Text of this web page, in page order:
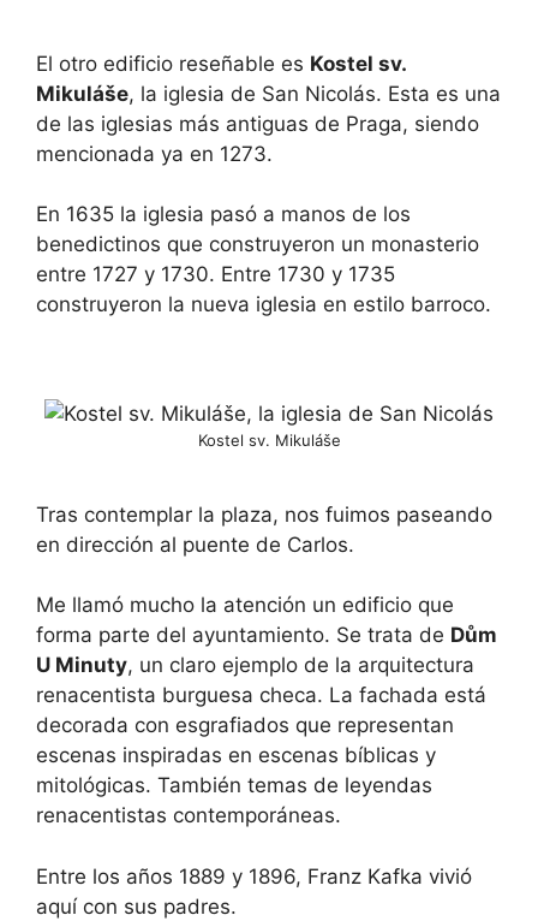
El otro edificio reseñable es Kostel sv.
Mikuláše, la iglesia de San Nicolás. Esta es una
de las iglesias más antiguas de Praga, siendo
mencionada ya en 1273.
En 1635 la iglesia pasó a manos de los
benedictinos que construyeron un monasterio
entre 1727 y 1730. Entre 1730 y 1735
construyeron la nueva iglesia en estilo barroco.
Kostel sv. Mikuláše
Tras contemplar la plaza, nos fuimos paseando
en dirección al puente de Carlos.
Me llamó mucho la atención un edificio que
forma parte del ayuntamiento. Se trata de Dům
U Minuty, un claro ejemplo de la arquitectura
renacentista burguesa checa. La fachada está
decorada con esgrafiados que representan
escenas inspiradas en escenas bíblicas y
mitológicas. También temas de leyendas
renacentistas contemporáneas.
Entre los años 1889 y 1896, Franz Kafka vivió
aquí con sus padres.